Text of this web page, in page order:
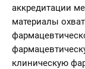
аккредитации
материалы
клиническую